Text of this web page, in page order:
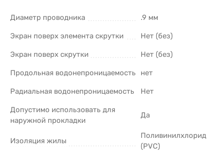
Диаметр проводника .9 мм
Экран поверх элемента скрутки Нет (без)
Экран поверх скрутки Нет (без)
Продольная водонепроницаемость нет
Радиальная водонепроницаемость Нет
Допустимо использовать для
наружной прокладки
Да
Изоляция жилы
Поливинилхлорид
(PVC)